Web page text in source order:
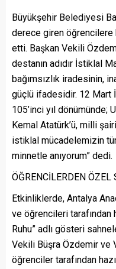
Büyükşehir Belediyesi
derece giren
etti. Başkan Vekili
destanın adıdır İstiklal
bağımsızlık iradesinin,
güçlü ifadesidir. 12 Mart
105’inci yıl dönümünde;
Kemal Atatürk’ü, milli
istiklal mücadelemizin
minnetle anıyorum” dedi.
ÖĞRENCİLERDEN ÖZEL
Etkinliklerde, Antalya
ve öğrencileri tarafından
Ruhu” adlı gösteri
Vekili Büşra Özdemir ve
öğrenciler tarafından